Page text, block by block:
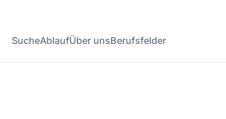
SucheAblaufÜber unsBerufsfelder